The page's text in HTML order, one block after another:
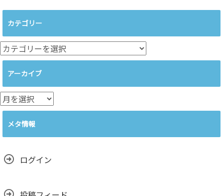
カテゴリー
カ
テ
ー
アーカイブ
ア
ー
メタ情報
ログイン